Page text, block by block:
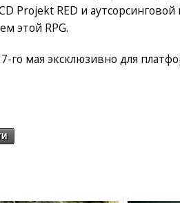
Projekt RED и
этой RPG.
мая эксклюзивно для